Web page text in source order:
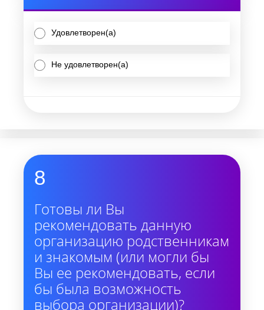
Удовлетворен(а)
Не удовлетворен(а)
8
Готовы ли Вы
рекомендовать данную
организацию родственникам
и знакомым (или могли бы
Вы ее рекомендовать, если
бы была возможность
выбора организации)?